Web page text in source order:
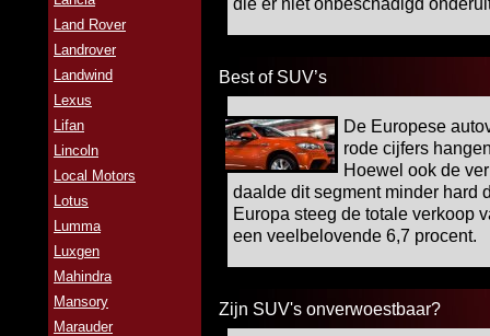
Land Rover
Landrover
Landwind
Lexus
Lifan
Lincoln
Local Motors
Lotus
Lumma
Luxgen
Mahindra
Mansory
Marauder
die er niet onbeschadigd
Best of SUV’s
De Europese
rode cijfers
Hoewel ook de
daalde dit segment minder hard
Europa steeg de totale verkoop
een veelbelovende 6,7 procent.
Zijn SUV's onverwoestbaar?